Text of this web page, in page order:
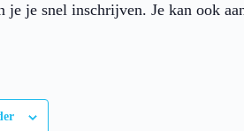
je je snel inschrijven. Je kan ook